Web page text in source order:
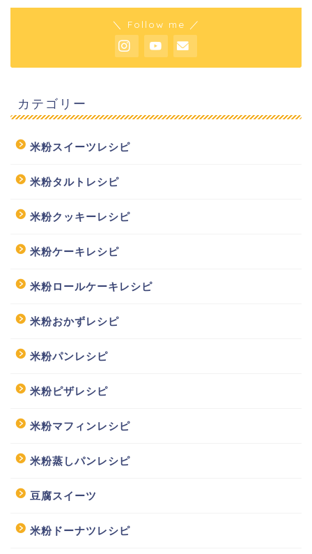
＼ Follow me ／
カテゴリー
米粉スイーツレシピ
米粉タルトレシピ
米粉クッキーレシピ
米粉ケーキレシピ
米粉ロールケーキレシピ
米粉おかずレシピ
米粉パンレシピ
米粉ピザレシピ
米粉マフィンレシピ
米粉蒸しパンレシピ
豆腐スイーツ
米粉ドーナツレシピ